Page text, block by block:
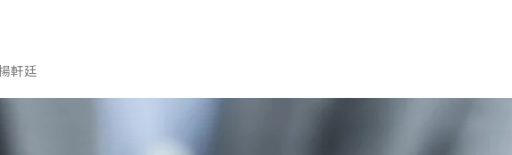
軒廷